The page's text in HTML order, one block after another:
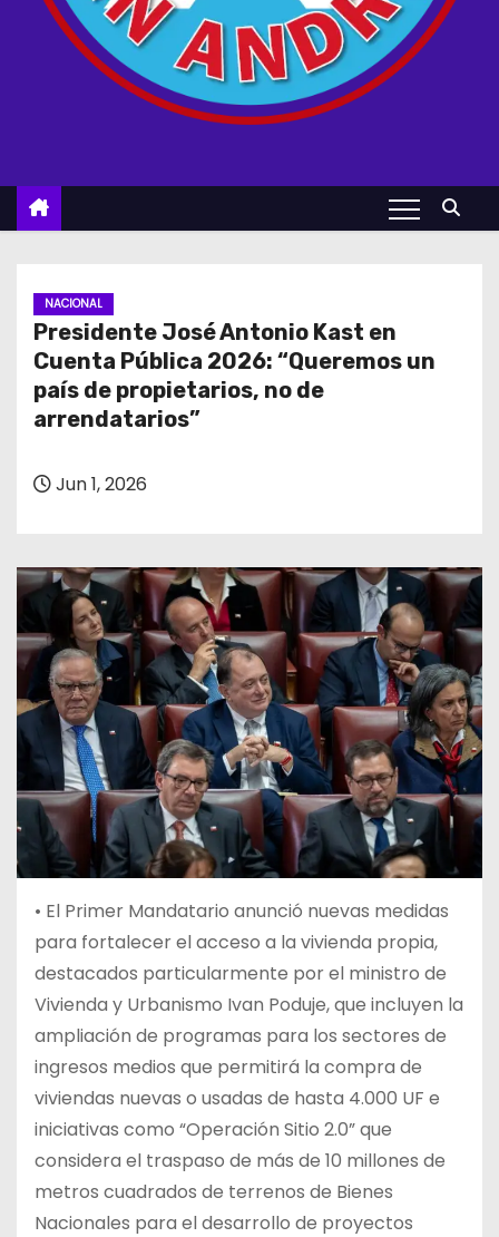
NACIONAL
Presidente José Antonio Kast en
Cuenta Pública 2026: “Queremos un
país de propietarios, no de
arrendatarios”
Jun 1, 2026
• El Primer Mandatario anunció nuevas medidas
para fortalecer el acceso a la vivienda propia,
destacados particularmente por el ministro de
Vivienda y Urbanismo Ivan Poduje, que incluyen la
ampliación de programas para los sectores de
ingresos medios que permitirá la compra de
viviendas nuevas o usadas de hasta 4.000 UF e
iniciativas como “Operación Sitio 2.0” que
considera el traspaso de más de 10 millones de
metros cuadrados de terrenos de Bienes
Nacionales para el desarrollo de proyectos